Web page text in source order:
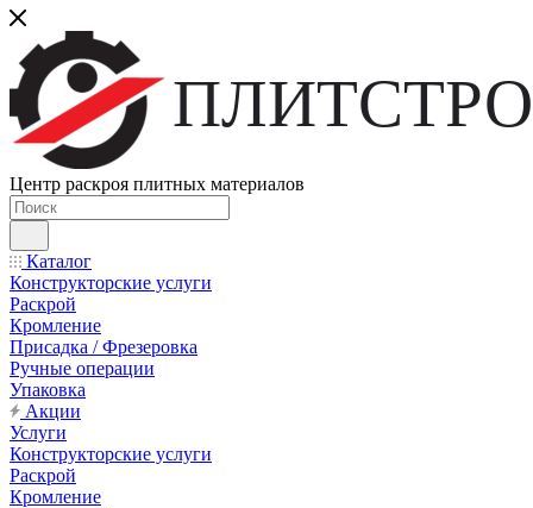
Центр раскроя плитных материалов
Каталог
Конструкторские услуги
Раскрой
Кромление
Присадка / Фрезеровка
Ручные операции
Упаковка
Акции
Услуги
Конструкторские услуги
Раскрой
Кромление